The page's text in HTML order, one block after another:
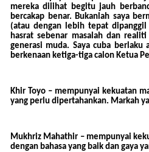
mereka dilihat begitu jauh
bercakap benar. Bukanlah saya
(atau dengan lebih tepat
hasrat sebenar masalah dan
generasi muda. Saya cuba
berkenaan ketiga-tiga calon Ketua
Khir Toyo – mempunyai kekuatan
yang perlu dipertahankan. Markah
Mukhriz Mahathir – mempunyai
dengan bahasa yang baik dan gaya